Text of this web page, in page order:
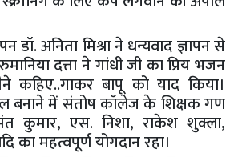
डॉ. अनिता मिश्रा ने धन्यवाद ज्ञापन से
दत्ता ने गांधी जी का प्रिय भजन
कहिए..गाकर बापू को याद किया।
बनाने में संतोष कॉलेज के शिक्षक गण
कुमार, एस. निशा, राकेश शुक्ला,
महत्वपूर्ण योगदान रहा।